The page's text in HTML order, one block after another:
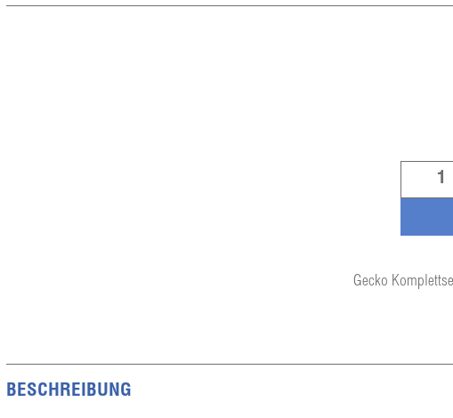
Gecko
BESCHREIBUNG